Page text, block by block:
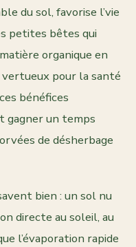
du sol, favorise l’vie
petites bêtes qui
organique en
pour la santé
bénéfices
gagner un temps
de désherbage
bien : un sol nu
directe au soleil, au
l’évaporation rapide